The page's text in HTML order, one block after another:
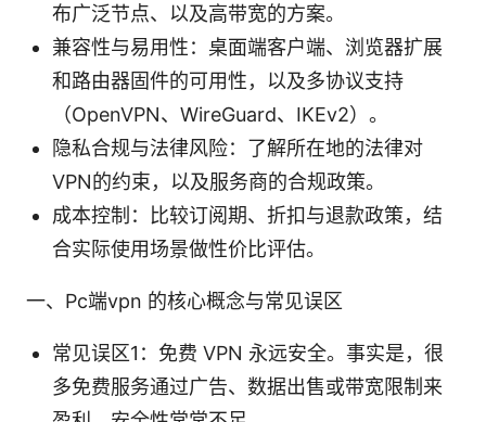
布广泛节点、以及高带宽的方案。
兼容性与易用性：桌面端客户端、浏览器扩展
和路由器固件的可用性，以及多协议支持
（OpenVPN、WireGuard、IKEv2）。
隐私合规与法律风险：了解所在地的法律对
VPN的约束，以及服务商的合规政策。
成本控制：比较订阅期、折扣与退款政策，结
合实际使用场景做性价比评估。
一、Pc端vpn 的核心概念与常见误区
常见误区1：免费 VPN 永远安全。事实是，很
多免费服务通过广告、数据出售或带宽限制来